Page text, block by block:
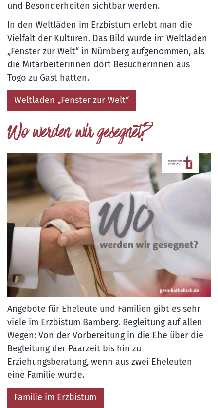
und Besonderheiten sichtbar werden.
In den Weltläden im Erzbistum erlebt man die
Vielfalt der Kulturen. Das Bild wurde im Weltladen
„Fenster zur Welt“ in Nürnberg aufgenommen, als
die Mitarbeiterinnen dort Besucherinnen aus
Togo zu Gast hatten.
Weltladen „Fenster zur Welt“
Wo werden wir gesegnet?
Angebote für Eheleute und Familien gibt es sehr
viele im Erzbistum Bamberg. Begleitung auf allen
Wegen: Von der Vorbereitung in die Ehe über die
Begleitung der Paarzeit bis hin zu
Erziehungsberatung, wenn aus zwei Eheleuten
eine Familie wurde.
Familie im Erzbistum